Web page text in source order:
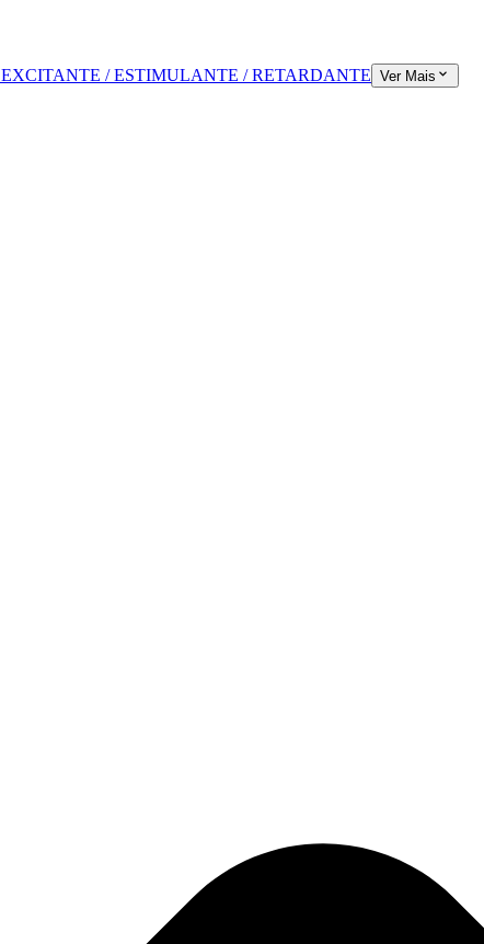
EXCITANTE / ESTIMULANTE / RETARDANTE Ver Mais